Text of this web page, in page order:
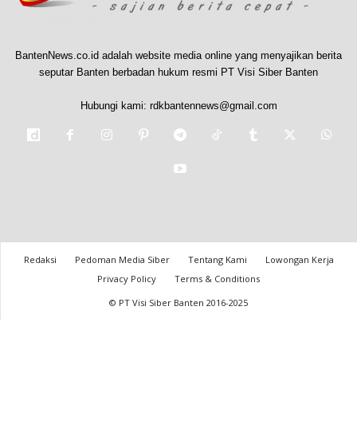
BantenNews.co.id adalah website media online yang menyajikan berita
seputar Banten berbadan hukum resmi PT Visi Siber Banten
Hubungi kami: rdkbantennews@gmail.com
Redaksi Pedoman Media Siber Tentang Kami
Lowongan Kerja
Privacy Policy
Terms & Conditions
© PT Visi Siber Banten 2016-2025